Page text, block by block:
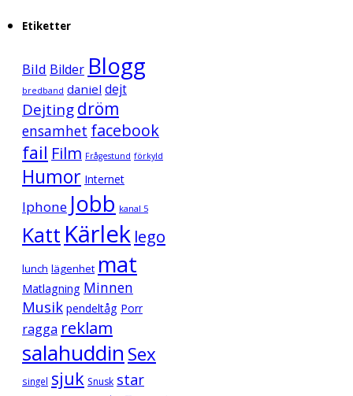
Etiketter
Bild Bilder Blogg
bredband daniel dejt
Dejtingdröm
ensamhet facebook
fail Film Frågestund förkyld
Humor Internet
Iphone Jobb kanal 5
Katt Kärlek lego
lunch lägenhet mat
Matlagning Minnen
Musik pendeltåg Porr
ragga reklam
salahuddin Sex
singel sjuk Snusk star